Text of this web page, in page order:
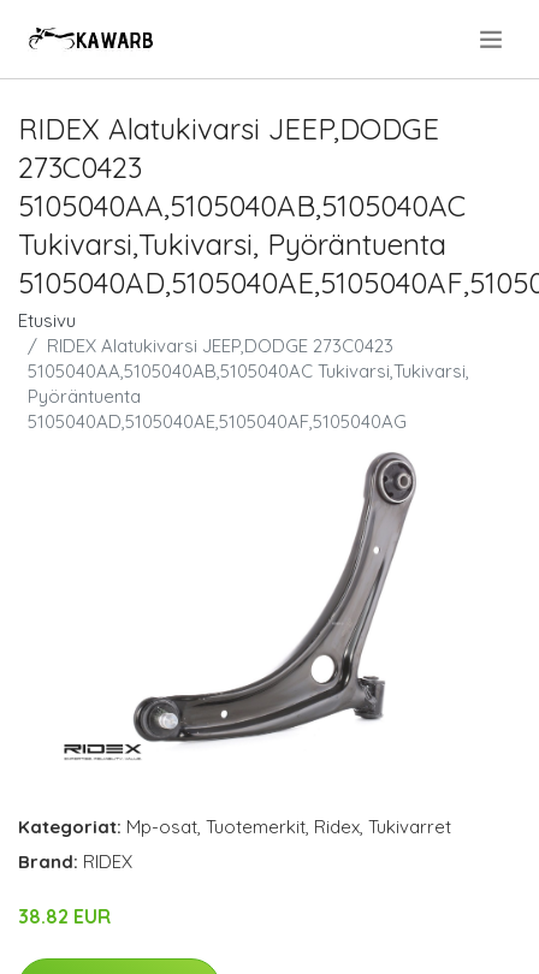
RIDEX Alatukivarsi JEEP,DODGE
273C0423
5105040AA,5105040AB,5105040AC
Tukivarsi,Tukivarsi, Pyöräntuenta
Etusivu
RIDEX Alatukivarsi JEEP,DODGE 273C0423
5105040AA,5105040AB,5105040AC Tukivarsi,Tukivarsi,
Pyöräntuenta
5105040AD,5105040AE,5105040AF,5105040AG
Kategoriat: Mp-osat Tuotemerkit Ridex Tukivarret
Brand: RIDEX
38.82 EUR